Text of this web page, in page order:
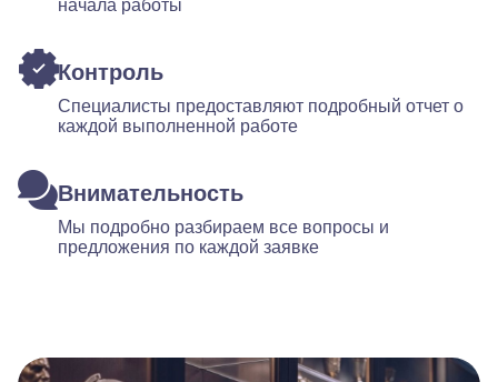
начала работы
Контроль
Специалисты предоставляют подробный отчет о
каждой выполненной работе
Внимательность
Мы подробно разбираем все вопросы и
предложения по каждой заявке